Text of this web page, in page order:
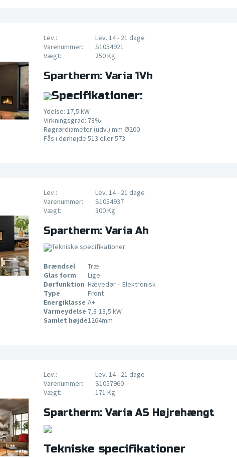
Lev.:
Lev. 14 - 21 dage
Varenummer:
S1054921
Vægt:
250 Kg.
Spartherm: Varia 1Vh
Specifikationer:
Ydelse: 17,5 kW
Virkningsgrad: 78%
Røgrørdiameter (udv.) mm Ø200
Fås i dørhøjde 513 eller 573.
Lev.:
Lev. 14 - 21 dage
Varenummer:
S1054937
Vægt:
300 Kg.
Spartherm: Varia Ah
Tekniske specifikationer
Brændsel
Træ
Glas form
Lige
Dørfunktion Hævedør – Elektronisk
Type
Front
Energiklasse A+
Varmeydelse 7,3-13,5 kW
Samlet højde1264mm
Lev.:
Lev. 14 - 21 dage
Varenummer:
S1057960
Vægt:
171 Kg.
Spartherm: Varia AS Højrehængt
Tekniske specifikationer